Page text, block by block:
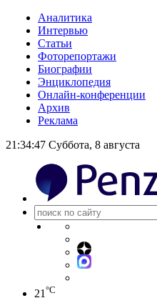
Аналитика
Интервью
Статьи
Фоторепортажи
Биографии
Энциклопедия
Онлайн-конференции
Архив
Реклама
21:34:47 Суббота, 8 августа
21 °C